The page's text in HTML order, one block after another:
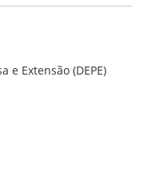
e Extensão (DEPE)